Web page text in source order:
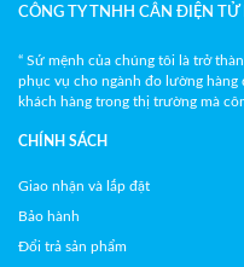
CÔNG TY TNHH CÂN ĐIỆN TỬ
“ Sứ mệnh của chúng tôi là trở
phục vụ cho ngành đo lường
khách hàng trong thị trường mà
CHÍNH SÁCH
Giao nhận và lắp đặt
Bảo hành
Đổi trả sản phẩm